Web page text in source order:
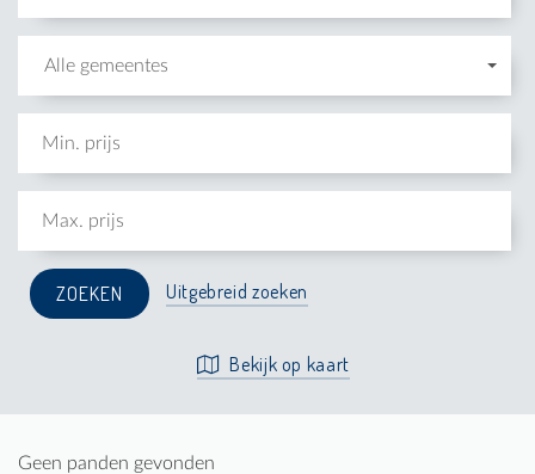
Alle gemeentes
Uitgebreid zoeken
Bekijk op kaart
Geen panden gevonden